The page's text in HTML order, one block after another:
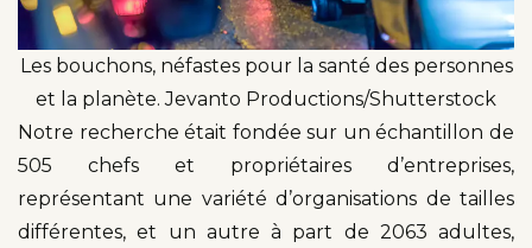
Les bouchons, néfastes pour la santé des personnes
et la planète. Jevanto Productions/Shutterstock
Notre recherche était fondée sur un échantillon de
505 chefs et propriétaires d’entreprises,
représentant une variété d’organisations de tailles
différentes, et un autre à part de 2063 adultes,